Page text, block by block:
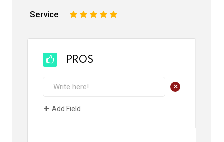
Service 5
4
3
2
PROS
+
Add Field